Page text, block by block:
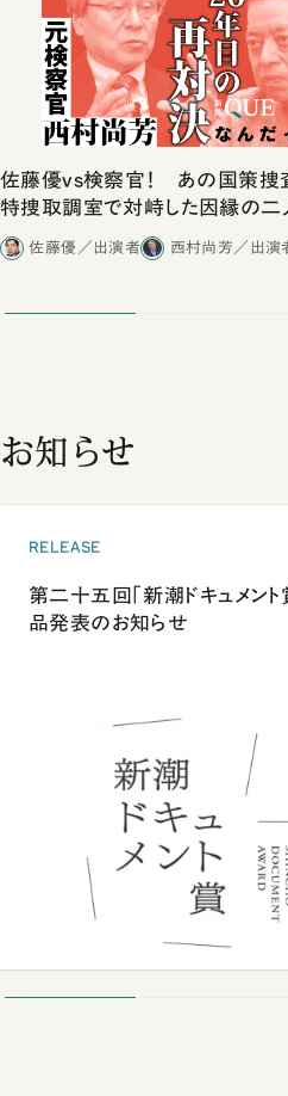
佐藤優vs検察官！ あの国策捜
特捜取調室で対峙した因縁の二
合ったこと
佐藤優／出演者 西村尚芳／出演
お知らせ
RELEASE
第二十五回「新潮ドキュメン
品発表のお知らせ